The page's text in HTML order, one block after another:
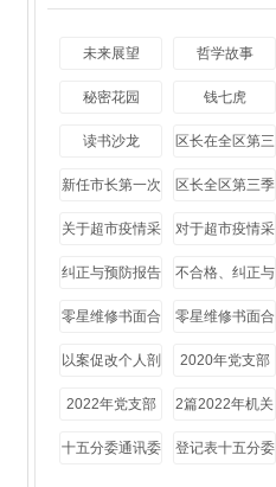
未来展望 哲学故事
秘密花园 钱七虎
读书沙龙
区长在全区第三
新任市长第一次
区长全区第三季
关于超市疫情采
对于超市疫情采
纠正与预防报告
不合格、纠正与
零星维修书面合
零星维修书面合
以案促改个人剖
2020年党支部
2022年党支部
2篇2022年机关
十五分委通讯委
登记表十五分委